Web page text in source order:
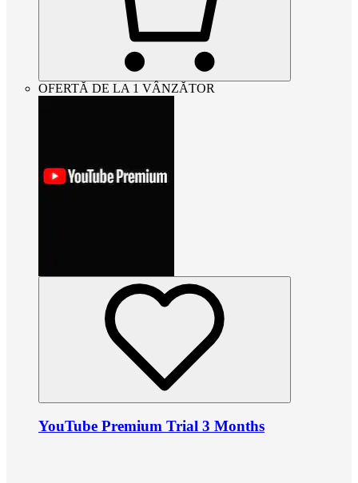
OFERTĂ DE LA 1 VÂNZĂTOR
YouTube Premium Trial 3 Months